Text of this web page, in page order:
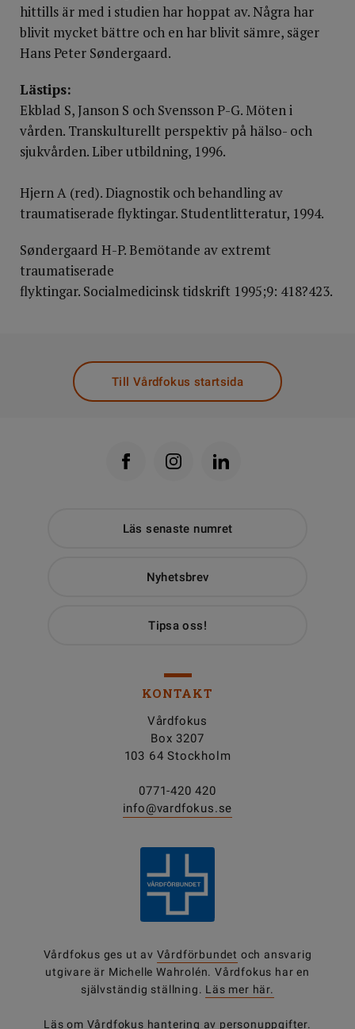
hittills är med i studien har hoppat av. Några har
blivit mycket bättre och en har blivit sämre, säger
Hans Peter Søndergaard.
Lästips:
Ekblad S, Janson S och Svensson P-G. Möten i
vården. Transkulturellt perspektiv på hälso- och
sjukvården. Liber utbildning, 1996.
Hjern A (red). Diagnostik och behandling av
traumatiserade flyktingar. Studentlitteratur, 1994.
Søndergaard H-P. Bemötande av extremt
traumatiserade
flyktingar. Socialmedicinsk tidskrift 1995;9: 418?423.
Till Vårdfokus startsida
Läs senaste numret
Nyhetsbrev
Tipsa oss!
KONTAKT
Vårdfokus
Box 3207
103 64 Stockholm
0771-420 420
info@vardfokus.se
Vårdfokus ges ut av Vårdförbundet och ansvarig
utgivare är Michelle Wahrolén. Vårdfokus har en
självständig ställning. Läs mer här.
Läs om Vårdfokus hantering av personuppgifter.